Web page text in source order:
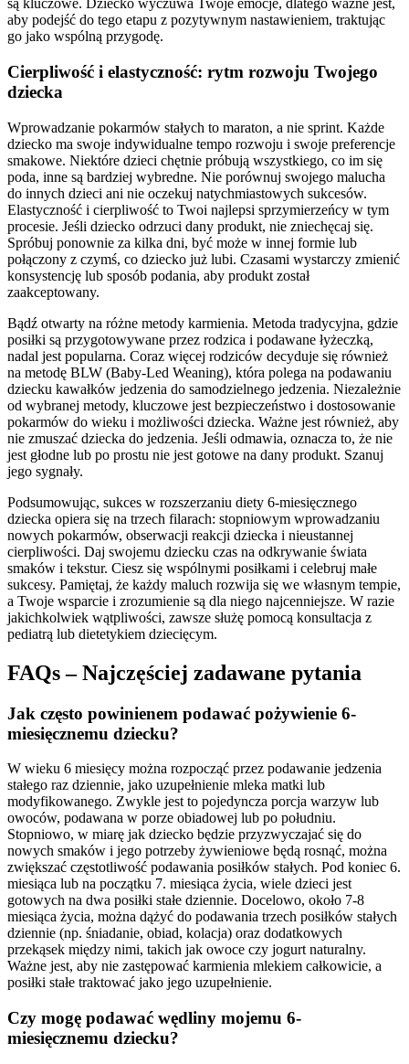
są kluczowe. Dziecko wyczuwa Twoje emocje, dlatego ważne jest,
aby podejść do tego etapu z pozytywnym nastawieniem, traktując
go jako wspólną przygodę.
Cierpliwość i elastyczność: rytm rozwoju Twojego
dziecka
Wprowadzanie pokarmów stałych to maraton, a nie sprint. Każde
dziecko ma swoje indywidualne tempo rozwoju i swoje preferencje
smakowe. Niektóre dzieci chętnie próbują wszystkiego, co im się
poda, inne są bardziej wybredne. Nie porównuj swojego malucha
do innych dzieci ani nie oczekuj natychmiastowych sukcesów.
Elastyczność i cierpliwość to Twoi najlepsi sprzymierzeńcy w tym
procesie. Jeśli dziecko odrzuci dany produkt, nie zniechęcaj się.
Spróbuj ponownie za kilka dni, być może w innej formie lub
połączony z czymś, co dziecko już lubi. Czasami wystarczy zmienić
konsystencję lub sposób podania, aby produkt został
zaakceptowany.
Bądź otwarty na różne metody karmienia. Metoda tradycyjna, gdzie
posiłki są przygotowywane przez rodzica i podawane łyżeczką,
nadal jest popularna. Coraz więcej rodziców decyduje się również
na metodę BLW (Baby-Led Weaning), która polega na podawaniu
dziecku kawałków jedzenia do samodzielnego jedzenia. Niezależnie
od wybranej metody, kluczowe jest bezpieczeństwo i dostosowanie
pokarmów do wieku i możliwości dziecka. Ważne jest również, aby
nie zmuszać dziecka do jedzenia. Jeśli odmawia, oznacza to, że nie
jest głodne lub po prostu nie jest gotowe na dany produkt. Szanuj
jego sygnały.
Podsumowując, sukces w rozszerzaniu diety 6-miesięcznego
dziecka opiera się na trzech filarach: stopniowym wprowadzaniu
nowych pokarmów, obserwacji reakcji dziecka i nieustannej
cierpliwości. Daj swojemu dziecku czas na odkrywanie świata
smaków i tekstur. Ciesz się wspólnymi posiłkami i celebruj małe
sukcesy. Pamiętaj, że każdy maluch rozwija się we własnym tempie,
a Twoje wsparcie i zrozumienie są dla niego najcenniejsze. W razie
jakichkolwiek wątpliwości, zawsze służę pomocą konsultacja z
pediatrą lub dietetykiem dziecięcym.
FAQs – Najczęściej zadawane pytania
Jak często powinienem podawać pożywienie 6-
miesięcznemu dziecku?
W wieku 6 miesięcy można rozpocząć przez podawanie jedzenia
stałego raz dziennie, jako uzupełnienie mleka matki lub
modyfikowanego. Zwykle jest to pojedyncza porcja warzyw lub
owoców, podawana w porze obiadowej lub po południu.
Stopniowo, w miarę jak dziecko będzie przyzwyczajać się do
nowych smaków i jego potrzeby żywieniowe będą rosnąć, można
zwiększać częstotliwość podawania posiłków stałych. Pod koniec 6.
miesiąca lub na początku 7. miesiąca życia, wiele dzieci jest
gotowych na dwa posiłki stałe dziennie. Docelowo, około 7-8
miesiąca życia, można dążyć do podawania trzech posiłków stałych
dziennie (np. śniadanie, obiad, kolacja) oraz dodatkowych
przekąsek między nimi, takich jak owoce czy jogurt naturalny.
Ważne jest, aby nie zastępować karmienia mlekiem całkowicie, a
posiłki stałe traktować jako jego uzupełnienie.
Czy mogę podawać wędliny mojemu 6-
miesięcznemu dziecku?